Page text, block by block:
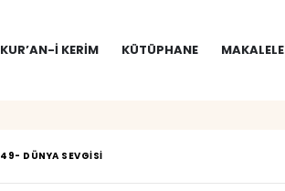
KUR’AN-I KERIM KÜTÜPHANE
49- DÜNYA SEVGISI